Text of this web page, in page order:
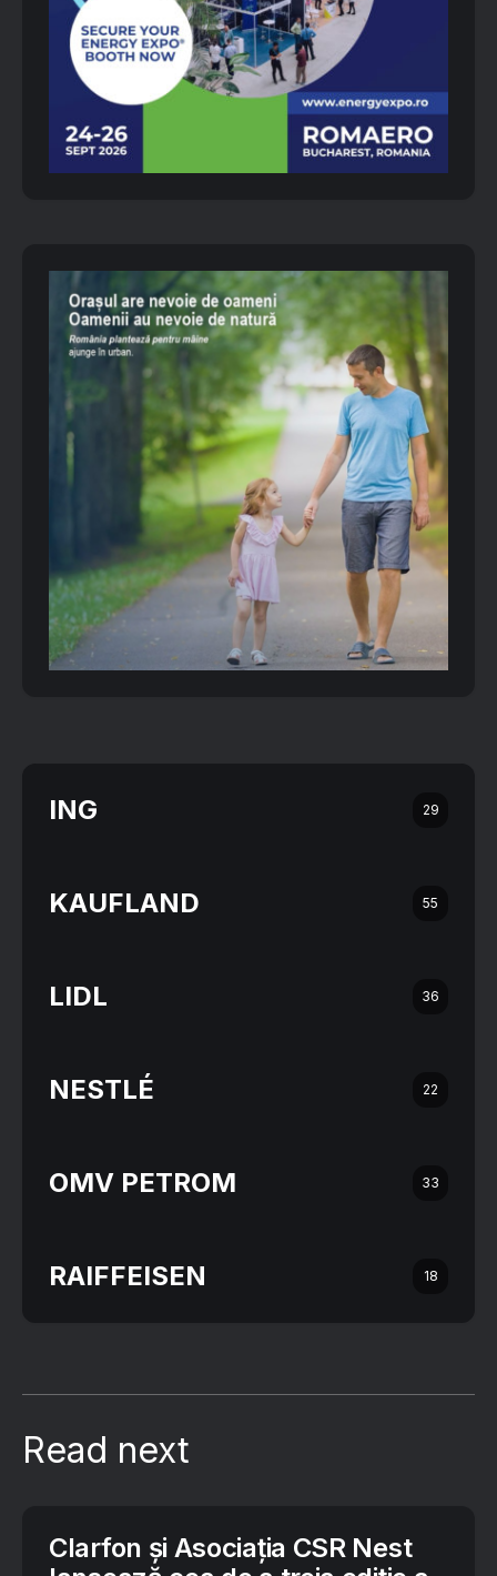
ING 29
KAUFLAND 55
LIDL 36
NESTLÉ 22
OMV PETROM 33
RAIFFEISEN 18
Read next
Clarfon și Asociația CSR Nest